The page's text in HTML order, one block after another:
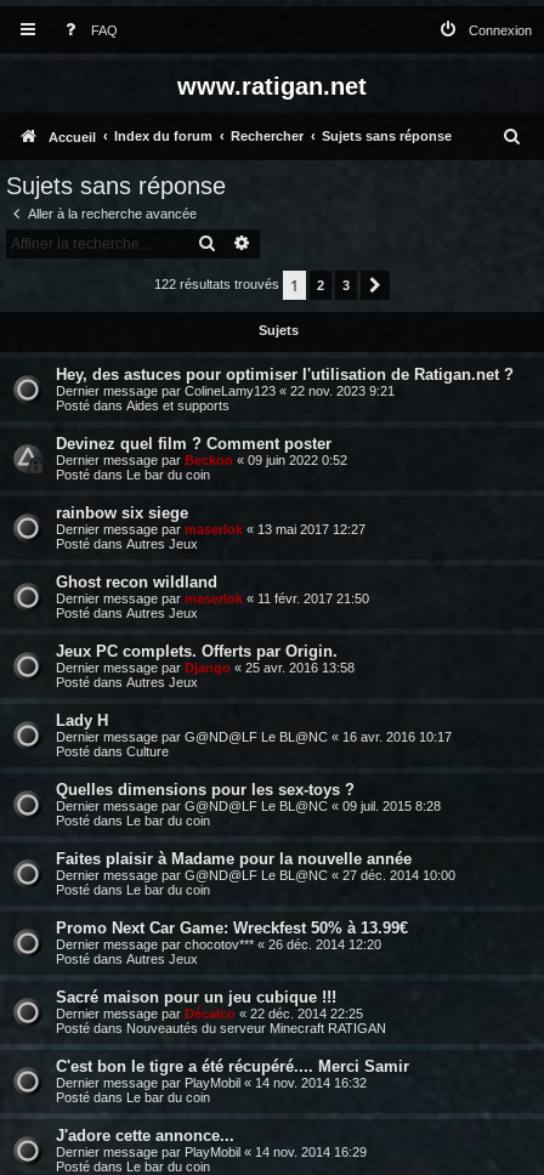
FAQ Connexion
www.ratigan.net
Accueil Index du forum Rechercher Sujets sans réponse
Sujets sans réponse
Aller à la recherche avancée
RECHERCHER
122 résultats trouvés 1 2 3
Sujets
Hey, des astuces pour optimiser l'utilisation de Ratigan.net ?
Dernier message par ColineLamy123 « 22 nov. 2023 9:21
Posté dans Aides et supports
Devinez quel film ? Comment poster
Dernier message par Beckoo « 09 juin 2022 0:52
Posté dans Le bar du coin
rainbow six siege
Dernier message par maserlok « 13 mai 2017 12:27
Posté dans Autres Jeux
Ghost recon wildland
Dernier message par maserlok « 11 févr. 2017 21:50
Posté dans Autres Jeux
Jeux PC complets. Offerts par Origin.
Dernier message par Django « 25 avr. 2016 13:58
Posté dans Autres Jeux
Lady H
Dernier message par G@ND@LF Le BL@NC « 16 avr. 2016 10:17
Posté dans Culture
Quelles dimensions pour les sex-toys ?
Dernier message par G@ND@LF Le BL@NC « 09 juil. 2015 8:28
Posté dans Le bar du coin
Faites plaisir à Madame pour la nouvelle année
Dernier message par G@ND@LF Le BL@NC « 27 déc. 2014 10:00
Posté dans Le bar du coin
Promo Next Car Game: Wreckfest 50% à 13.99€
Dernier message par chocotov*** « 26 déc. 2014 12:20
Posté dans Autres Jeux
Sacré maison pour un jeu cubique !!!
Dernier message par Décalco « 22 déc. 2014 22:25
Posté dans Nouveautés du serveur Minecraft RATIGAN
C'est bon le tigre a été récupéré.... Merci Samir
Dernier message par PlayMobil « 14 nov. 2014 16:32
Posté dans Le bar du coin
J'adore cette annonce...
Dernier message par PlayMobil « 14 nov. 2014 16:29
Posté dans Le bar du coin